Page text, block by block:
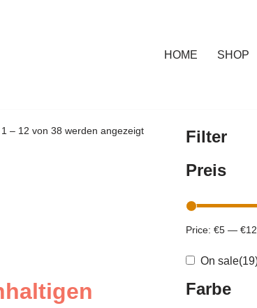
HOME SHOP
– 12 von 38 werden angezeigt
Filter
Preis
Price: €5 —
On sale
Farbe